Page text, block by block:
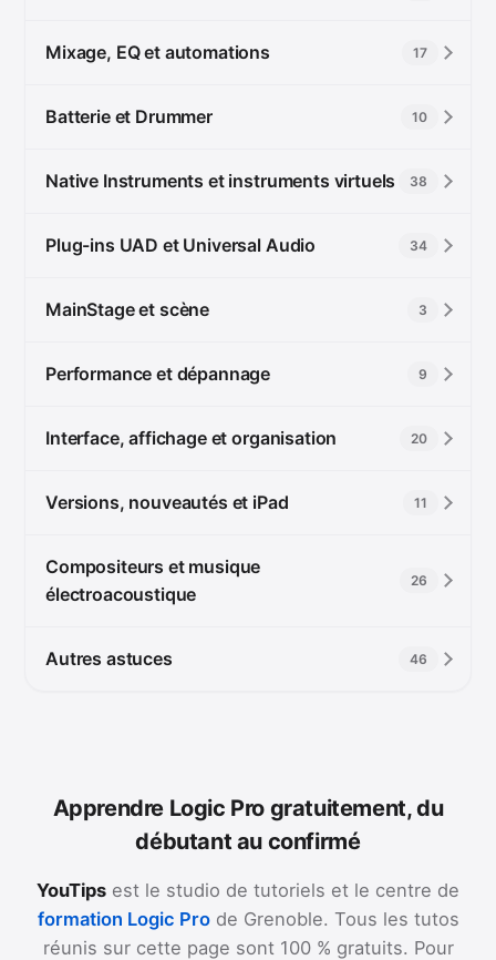
Mixage, EQ et automations 17
Batterie et Drummer 10
Native Instruments et instruments virtuels 38
Plug-ins UAD et Universal Audio 34
MainStage et scène 3
Performance et dépannage 9
Interface, affichage et organisation 20
Versions, nouveautés et iPad 11
Compositeurs et musique
électroacoustique
26
Autres astuces 46
Apprendre Logic Pro gratuitement, du
débutant au confirmé
YouTips est le studio de tutoriels et le centre de
formation Logic Prode Grenoble. Tous les tutos
réunis sur cette page sont 100 % gratuits. Pour